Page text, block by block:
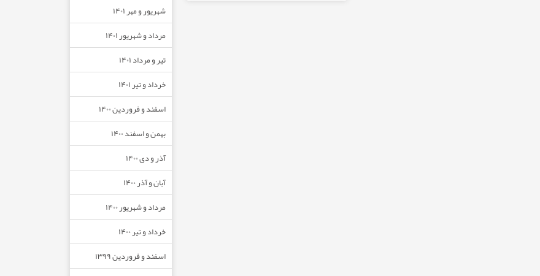
شهریور و مهر ۱۴۰۱
مرداد و شهریور ۱۴۰۱
تیر و مرداد ۱۴۰۱
خرداد و تیر ۱۴۰۱
اسفند و فروردین ۱۴۰۰
بهمن و اسفند ۱۴۰۰
آذر و دی ۱۴۰۰
آبان و آذر ۱۴۰۰
مرداد و شهریور ۱۴۰۰
خرداد و تیر ۱۴۰۰
اسفند و فروردین ۱۳۹۹